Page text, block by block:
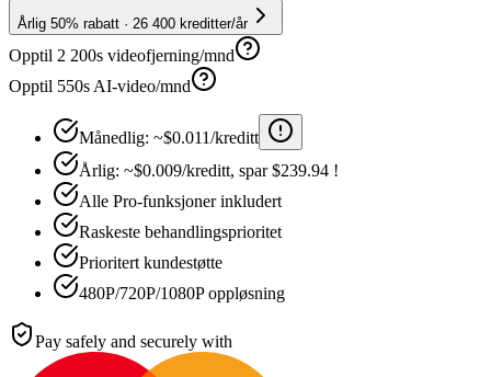
Årlig 50% rabatt · 26 400 kreditter/år
Opptil 2 200s videofjerning/mnd
Opptil 550s AI-video/mnd
Månedlig: ~$0.011/kreditt
Årlig: ~$0.009/kreditt, spar $239.94 !
Alle Pro-funksjoner inkludert
Raskeste behandlingsprioritet
Prioritert kundestøtte
480P/720P/1080P oppløsning
Pay safely and securely with